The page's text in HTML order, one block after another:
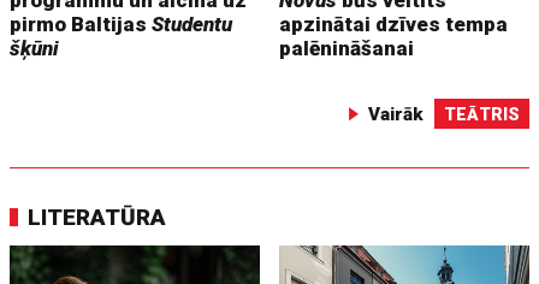
pirmo BaltijasStudentu
šķūni
apzinātai dzīves tempa
palēnināšanai
Vairāk TEĀTRIS
LITERATŪRA